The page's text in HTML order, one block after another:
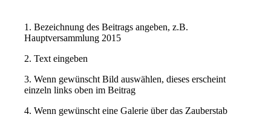
1. Bezeichnung des Beitrags angeben, z.B.
Hauptversammlung 2015
2. Text eingeben
3. Wenn gewünscht Bild auswählen, dieses erscheint
einzeln links oben im Beitrag
4. Wenn gewünscht eine Galerie über das Zauberstab